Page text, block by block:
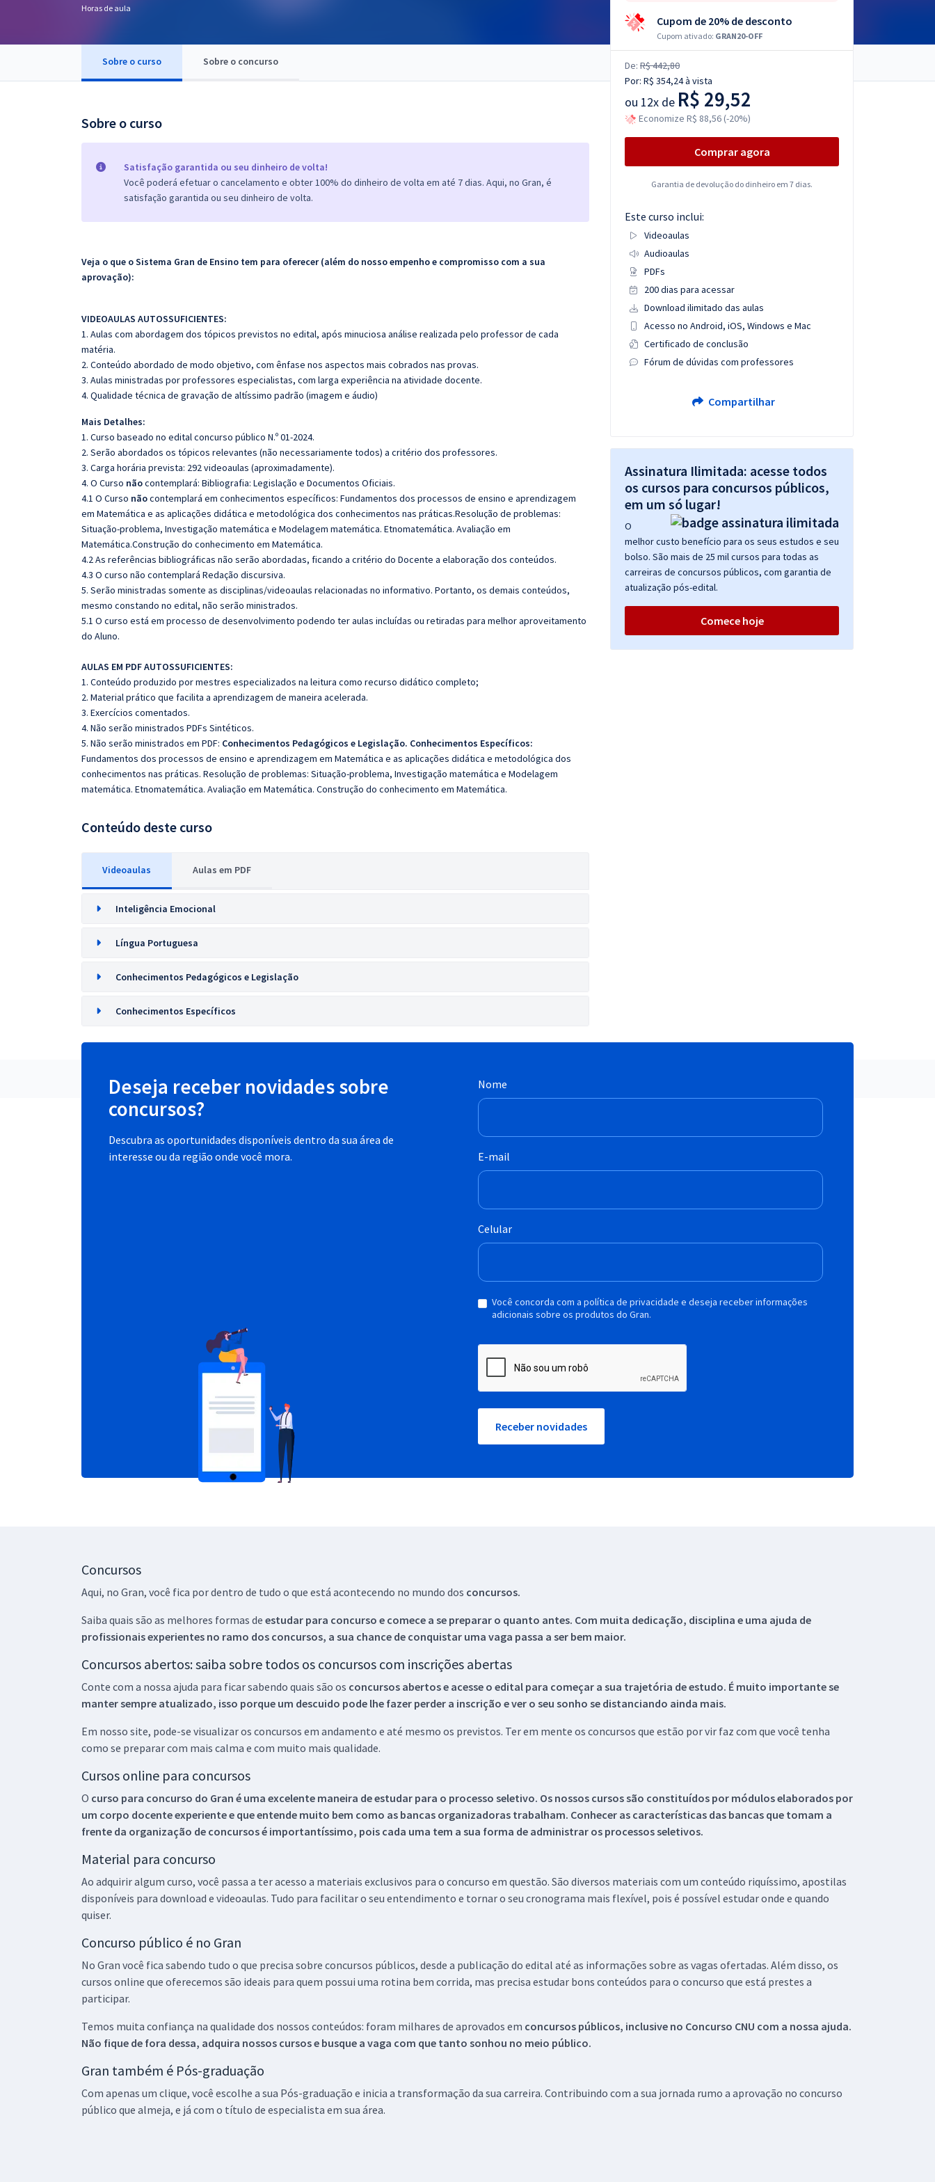
OAB
Questões grátis
Conteúdo gratuito
Horas de aula
Sobre o curso Sobre o concurso
Sobre o curso
Satisfação garantida ou seu dinheiro de volta!
Você poderá efetuar o cancelamento e obter 100% do dinheiro de volta em até 7 dias. Aqui, no Gran, é
satisfação garantida ou seu dinheiro de volta.
Veja o que o Sistema Gran de Ensino tem para oferecer (além do nosso empenho e compromisso com a sua
aprovação):
VIDEOAULAS AUTOSSUFICIENTES:
1. Aulas com abordagem dos tópicos previstos no edital, após minuciosa análise realizada pelo professor de cada
matéria.
2. Conteúdo abordado de modo objetivo, com ênfase nos aspectos mais cobrados nas provas.
3. Aulas ministradas por professores especialistas, com larga experiência na atividade docente.
4. Qualidade técnica de gravação de altíssimo padrão (imagem e áudio)
Mais Detalhes:
1. Curso baseado no edital concurso público N.º 01-2024.
2. Serão abordados os tópicos relevantes (não necessariamente todos) a critério dos professores.
3. Carga horária prevista: 292 videoaulas (aproximadamente).
4. O Curso nãocontemplará: Bibliografia: Legislação e Documentos Oficiais.
4.1 O Curso nãocontemplará em conhecimentos específicos: Fundamentos dos processos de ensino e aprendizagem
em Matemática e as aplicações didática e metodológica dos conhecimentos nas práticas.Resolução de problemas:
Situação-problema, Investigação matemática e Modelagem matemática. Etnomatemática. Avaliação em
Matemática.Construção do conhecimento em Matemática.
4.2 As referências bibliográficas não serão abordadas, ficando a critério do Docente a elaboração dos conteúdos.
4.3 O curso não contemplará Redação discursiva.
5. Serão ministradas somente as disciplinas/videoaulas relacionadas no informativo. Portanto, os demais conteúdos,
mesmo constando no edital, não serão ministrados.
5.1 O curso está em processo de desenvolvimento podendo ter aulas incluídas ou retiradas para melhor aproveitamento
do Aluno.
AULAS EM PDF AUTOSSUFICIENTES:
1. Conteúdo produzido por mestres especializados na leitura como recurso didático completo;
2. Material prático que facilita a aprendizagem de maneira acelerada.
3. Exercícios comentados.
4. Não serão ministrados PDFs Sintéticos.
5. Não serão ministrados em PDF: Conhecimentos Pedagógicos e Legislação. Conhecimentos Específicos:
Fundamentos dos processos de ensino e aprendizagem em Matemática e as aplicações didática e metodológica dos
conhecimentos nas práticas. Resolução de problemas: Situação-problema, Investigação matemática e Modelagem
matemática. Etnomatemática. Avaliação em Matemática. Construção do conhecimento em Matemática.
Conteúdo deste curso
Videoaulas Aulas em PDF
Inteligência Emocional
Língua Portuguesa
Conhecimentos Pedagógicos e Legislação
Conhecimentos Específicos
Cupom de 20% de desconto
Cupom ativado: GRAN20-OFF
De: R$ 442,80
Por: R$ 354,24à vista
ou 12x de R$ 29,52
Economize R$ 88,56 (-20%)
Comprar agora
Garantia de devolução do dinheiro em 7 dias.
Este curso inclui:
Videoaulas
Audioaulas
PDFs
200 dias para acessar
Download ilimitado das aulas
Acesso no Android, iOS, Windows e Mac
Certificado de conclusão
Fórum de dúvidas com professores
Compartilhar
Assinatura Ilimitada: acesse todos
os cursos para concursos públicos,
em um só lugar!
O
melhor custo benefício para os seus estudos e seu
bolso. São mais de 25 mil cursos para todas as
carreiras de concursos públicos, com garantia de
atualização pós-edital.
Comece hoje
Deseja receber novidades sobre
concursos?
Descubra as oportunidades disponíveis dentro da sua área de
interesse ou da região onde você mora.
Nome
E-mail
Celular
Você concorda com a política de privacidade e deseja receber informações
adicionais sobre os produtos do Gran.
Receber novidades
Concursos
Aqui, no Gran, você fica por dentro de tudo o que está acontecendo no mundo dos concursos.
Saiba quais são as melhores formas de estudar para concurso e comece a se preparar o quanto antes. Com muita dedicação, disciplina e uma ajuda de
profissionais experientes no ramo dos concursos, a sua chance de conquistar uma vaga passa a ser bem maior.
Concursos abertos: saiba sobre todos os concursos com inscrições abertas
Conte com a nossa ajuda para ficar sabendo quais são os concursos abertos e acesse o edital para começar a sua trajetória de estudo. É muito importante se
manter sempre atualizado, isso porque um descuido pode lhe fazer perder a inscrição e ver o seu sonho se distanciando ainda mais.
Em nosso site, pode-se visualizar os concursos em andamento e até mesmo os previstos. Ter em mente os concursos que estão por vir faz com que você tenha
como se preparar com mais calma e com muito mais qualidade.
Cursos online para concursos
O curso para concurso do Gran é uma excelente maneira de estudar para o processo seletivo. Os nossos cursos são constituídos por módulos elaborados por
um corpo docente experiente e que entende muito bem como as bancas organizadoras trabalham. Conhecer as características das bancas que tomam a
frente da organização de concursos é importantíssimo, pois cada uma tem a sua forma de administrar os processos seletivos.
Material para concurso
Ao adquirir algum curso, você passa a ter acesso a materiais exclusivos para o concurso em questão. São diversos materiais com um conteúdo riquíssimo, apostilas
disponíveis para download e videoaulas. Tudo para facilitar o seu entendimento e tornar o seu cronograma mais flexível, pois é possível estudar onde e quando
quiser.
Concurso público é no Gran
No Gran você fica sabendo tudo o que precisa sobre concursos públicos, desde a publicação do edital até as informações sobre as vagas ofertadas. Além disso, os
cursos online que oferecemos são ideais para quem possui uma rotina bem corrida, mas precisa estudar bons conteúdos para o concurso que está prestes a
participar.
Temos muita confiança na qualidade dos nossos conteúdos: foram milhares de aprovados em concursos públicos, inclusive no Concurso CNU com a nossa ajuda.
Não fique de fora dessa, adquira nossos cursos e busque a vaga com que tanto sonhou no meio público.
Gran também é Pós-graduação
Com apenas um clique, você escolhe a sua Pós-graduação e inicia a transformação da sua carreira. Contribuindo com a sua jornada rumo a aprovação no concurso
público que almeja, e já com o título de especialista em sua área.